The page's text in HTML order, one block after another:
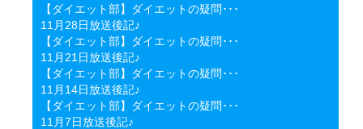
【ダイエット部】ダイエットの疑問･･･
11月28日放送後記♪
【ダイエット部】ダイエットの疑問･･･
11月21日放送後記♪
【ダイエット部】ダイエットの疑問･･･
11月14日放送後記♪
【ダイエット部】ダイエットの疑問･･･
11月7日放送後記♪